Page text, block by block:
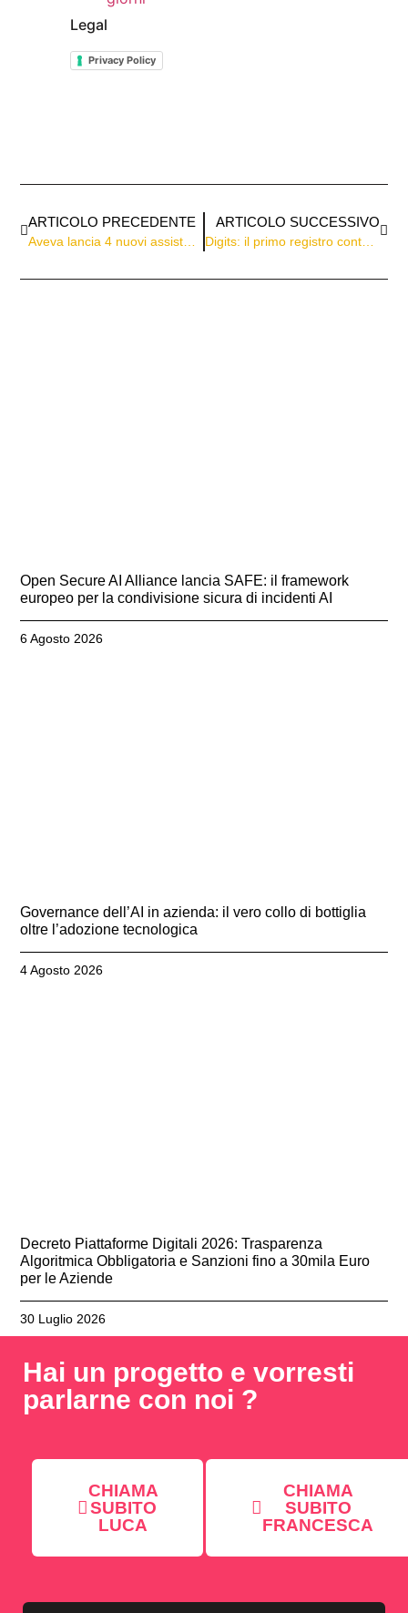
Legal
Privacy Policy
ARTICOLO PRECEDENTE ARTICOLO SUCCESSIVO
Open Secure AI Alliance lancia SAFE: il framework
europeo per la condivisione sicura di incidenti AI
6 Agosto 2026
Governance dell’AI in azienda: il vero collo di bottiglia
oltre l’adozione tecnologica
4 Agosto 2026
Decreto Piattaforme Digitali 2026: Trasparenza
Algoritmica Obbligatoria e Sanzioni fino a 30mila Euro
per le Aziende
30 Luglio 2026
Hai un progetto e vorresti
parlarne con noi ?
CHIAMA
SUBITO
LUCA
CHIAMA
SUBITO
FRANCESCA